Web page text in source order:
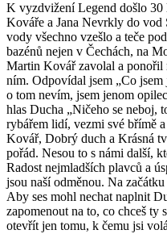
K vyzdvižení Legend došlo
Kováře a Jana Nevrkly do vod
vody všechno vzešlo a teče
bazénů nejen v Čechách, na
Martin Kovář zavolal a ponořil
ním. Odpovídal jsem „Co
o tom nevím, jsem jenom
hlas Ducha „Ničeho se neboj,
rybářem lidí, vezmi své břímě
Kovář, Dobrý duch a Krásná
pořád. Nesou to s námi další,
Radost nejmladších plavců a
jsou naší odměnou. Na
Aby ses mohl nechat naplnit
zapomenout na to, co chceš ty
otevřít jen tomu, k čemu jsi